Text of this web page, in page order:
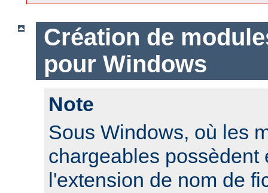
Création de
pour Windows
Note
Sous Windows, où les
chargeables possèdent
l'extension de nom de